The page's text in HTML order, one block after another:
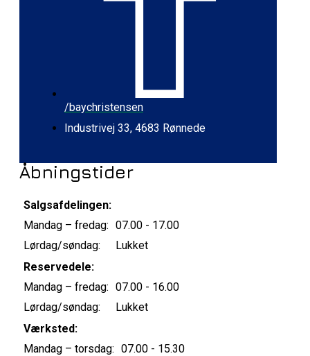
/baychristensen
Industrivej 33, 4683 Rønnede
Åbningstider
Salgsafdelingen:
Mandag – fredag: 07.00 - 17.00
Lørdag/søndag:
Lukket
Reservedele:
Mandag – fredag: 07.00 - 16.00
Lørdag/søndag:
Lukket
Værksted:
Mandag – torsdag: 07.00 - 15.30